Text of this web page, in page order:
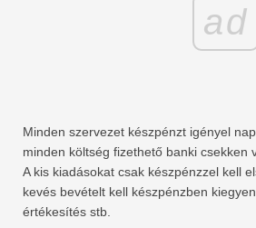
ad
Minden szervezet készpénzt igényel
minden költség fizethető banki csekken
A kis kiadásokat csak készpénzzel kell
kevés bevételt kell készpénzben
értékesítés stb.